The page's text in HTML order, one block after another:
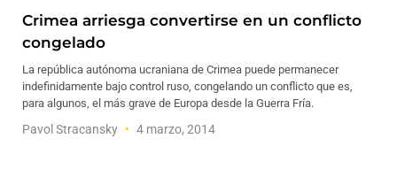
Crimea arriesga convertirse en un conflicto
congelado
La república autónoma ucraniana de Crimea puede permanecer
indefinidamente bajo control ruso, congelando un conflicto que es,
para algunos, el más grave de Europa desde la Guerra Fría.
Pavol Stracansky 4 marzo, 2014